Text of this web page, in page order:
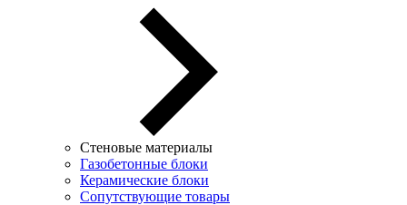
Стеновые материалы
Газобетонные блоки
Керамические блоки
Сопутствующие товары